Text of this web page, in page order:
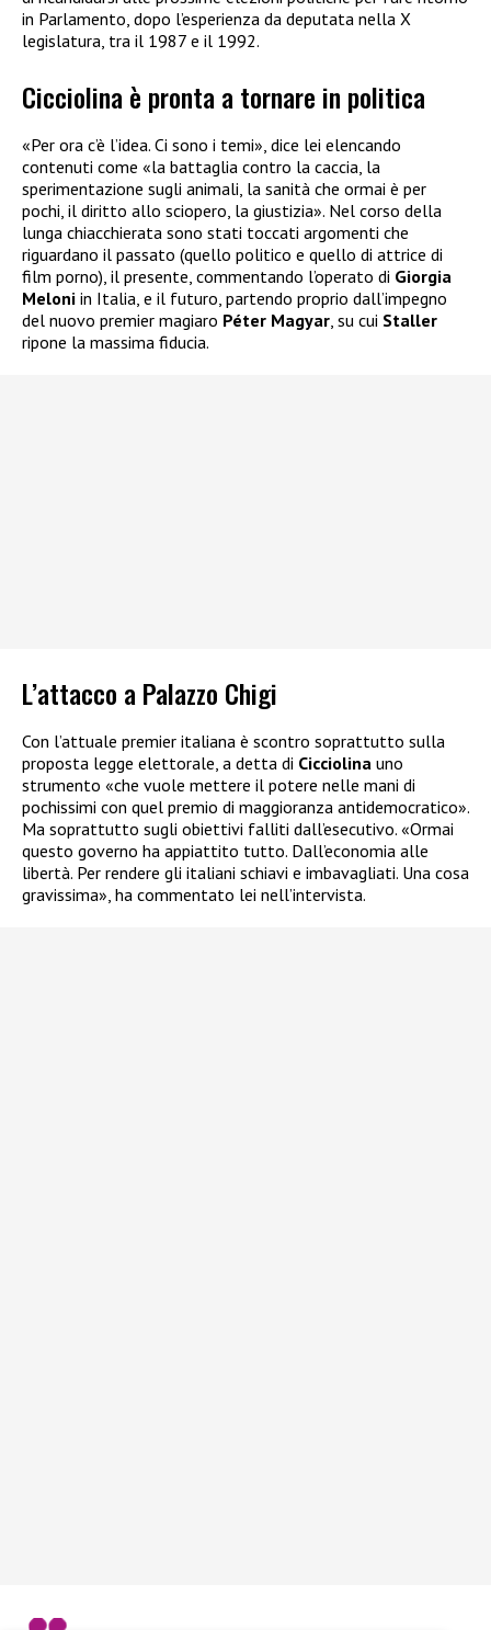
in Parlamento, dopo l’esperienza da deputata nella X
legislatura, tra il 1987 e il 1992.
Cicciolina è pronta a tornare in politica
«Per ora c’è l’idea. Ci sono i temi», dice lei elencando
contenuti come «la battaglia contro la caccia, la
sperimentazione sugli animali, la sanità che ormai è per
pochi, il diritto allo sciopero, la giustizia». Nel corso della
lunga chiacchierata sono stati toccati argomenti che
riguardano il passato (quello politico e quello di attrice di
film porno), il presente, commentando l’operato di Giorgia
Meloni in Italia, e il futuro, partendo proprio dall’impegno
del nuovo premier magiaro Péter Magyar , su cui Staller
ripone la massima fiducia.
L’attacco a Palazzo Chigi
Con l’attuale premier italiana è scontro soprattutto sulla
proposta legge elettorale, a detta di Cicciolina uno
strumento «che vuole mettere il potere nelle mani di
pochissimi con quel premio di maggioranza antidemocratico».
Ma soprattutto sugli obiettivi falliti dall’esecutivo. «Ormai
questo governo ha appiattito tutto. Dall’economia alle
libertà. Per rendere gli italiani schiavi e imbavagliati. Una cosa
gravissima», ha commentato lei nell’intervista.